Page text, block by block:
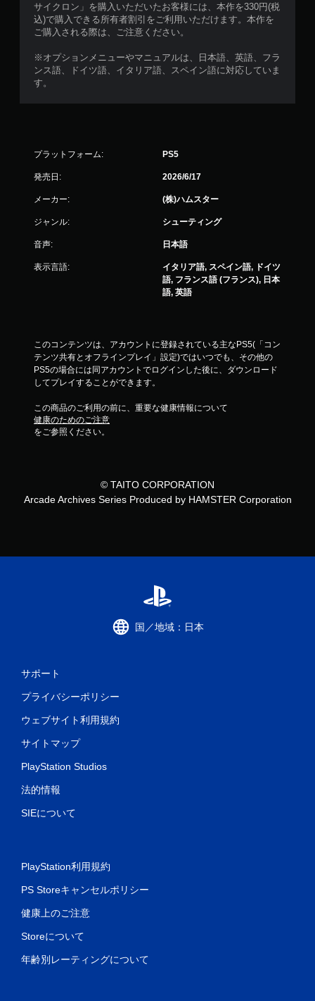
サイクロン」を購入いただいたお客様には、本作を330円(税
込)で購入できる所有者割引をご利用いただけます。本作を
ご購入される際は、ご注意ください。
※オプションメニューやマニュアルは、日本語、英語、フラ
ンス語、ドイツ語、イタリア語、スペイン語に対応していま
す。
プラットフォーム: PS5
発売日: 2026/6/17
メーカー: (株)ハムスター
ジャンル: シューティング
音声: 日本語
表示言語:
イタリア語, スペイン語, ドイツ
語, フランス語 (フランス), 日本
語, 英語
このコンテンツは、アカウントに登録されている主なPS5(「コン
テンツ共有とオフラインプレイ」設定)ではいつでも、その他の
PS5の場合には同アカウントでログインした後に、ダウンロード
してプレイすることができます。
この商品のご利用の前に、重要な健康情報について
健康のためのご注意
をご参照ください。
© TAITO CORPORATION
Arcade Archives Series Produced by HAMSTER Corporation
国／地域：日本
サポート
プライバシーポリシー
ウェブサイト利用規約
サイトマップ
PlayStation Studios
法的情報
SIEについて
PlayStation利用規約
PS Storeキャンセルポリシー
健康上のご注意
Storeについて
年齢別レーティングについて